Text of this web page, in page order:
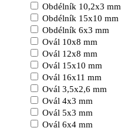
Obdélník 10,2x3 mm
Obdélník 15x10 mm
Obdélník 6x3 mm
Ovál 10x8 mm
Ovál 12x8 mm
Ovál 15x10 mm
Ovál 16x11 mm
Ovál 3,5x2,6 mm
Ovál 4x3 mm
Ovál 5x3 mm
Ovál 6x4 mm